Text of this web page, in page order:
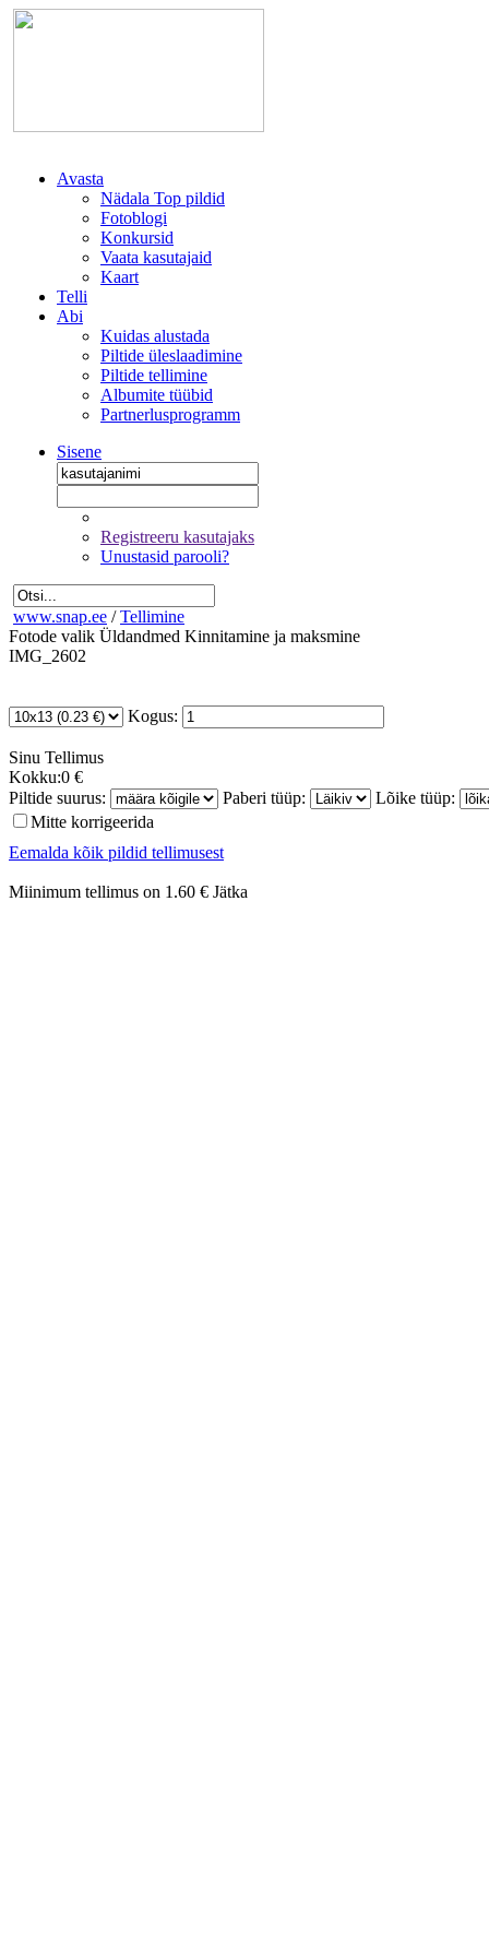
Avasta
Nädala Top pildid
Fotoblogi
Konkursid
Vaata kasutajaid
Kaart
Telli
Abi
Kuidas alustada
Piltide üleslaadimine
Piltide tellimine
Albumite tüübid
Partnerlusprogramm
Sisene
Registreeru kasutajaks
Unustasid parooli?
www.snap.ee / Tellimine
Fotode valik Üldandmed Kinnitamine ja maksmine
IMG_2602
Kogus:
Sinu Tellimus
Kokku:0 €
Piltide suurus:
Paberi tüüp:
Lõike tüüp:
Mitte korrigeerida
Eemalda kõik pildid tellimusest
Miinimum tellimus on 1.60 € Jätka